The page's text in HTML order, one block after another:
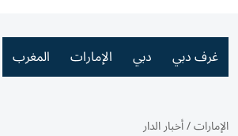
غرف دبي دبي الإمارات المغرب
الإمارات/أخبار الدار